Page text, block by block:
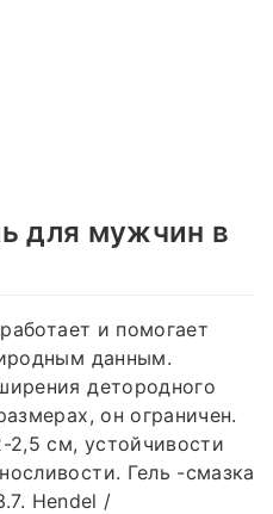
для мужчин в
и помогает
данным.
детородного
он ограничен.
см, устойчивости
Гель -смазка
Hendel /